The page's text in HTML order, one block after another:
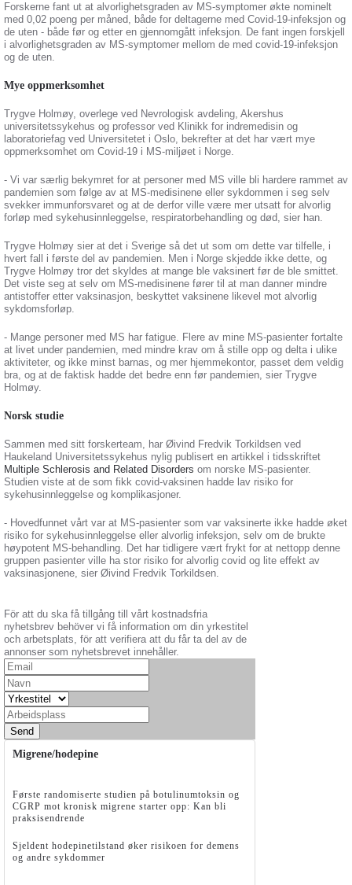
Forskerne fant ut at alvorlighetsgraden av MS-symptomer økte nominelt
med 0,02 poeng per måned, både for deltagerne med Covid-19-infeksjon og
de uten - både før og etter en gjennomgått infeksjon. De fant ingen forskjell
i alvorlighetsgraden av MS-symptomer mellom de med covid-19-infeksjon
og de uten.
Mye oppmerksomhet
Trygve Holmøy, overlege ved Nevrologisk avdeling, Akershus
universitetssykehus og professor ved Klinikk for indremedisin og
laboratoriefag ved Universitetet i Oslo, bekrefter at det har vært mye
oppmerksomhet om Covid-19 i MS-miljøet i Norge.
- Vi var særlig bekymret for at personer med MS ville bli hardere rammet av
pandemien som følge av at MS-medisinene eller sykdommen i seg selv
svekker immunforsvaret og at de derfor ville være mer utsatt for alvorlig
forløp med sykehusinnleggelse, respiratorbehandling og død, sier han.
Trygve Holmøy sier at det i Sverige så det ut som om dette var tilfelle, i
hvert fall i første del av pandemien. Men i Norge skjedde ikke dette, og
Trygve Holmøy tror det skyldes at mange ble vaksinert før de ble smittet.
Det viste seg at selv om MS-medisinene fører til at man danner mindre
antistoffer etter vaksinasjon, beskyttet vaksinene likevel mot alvorlig
sykdomsforløp.
- Mange personer med MS har fatigue. Flere av mine MS-pasienter fortalte
at livet under pandemien, med mindre krav om å stille opp og delta i ulike
aktiviteter, og ikke minst barnas, og mer hjemmekontor, passet dem veldig
bra, og at de faktisk hadde det bedre enn før pandemien, sier Trygve
Holmøy.
Norsk studie
Sammen med sitt forskerteam, har Øivind Fredvik Torkildsen ved
Haukeland Universitetssykehus nylig publisert en artikkel i tidsskriftet
Multiple Schlerosis and Related Disorders om norske MS-pasienter.
Studien viste at de som fikk covid-vaksinen hadde lav risiko for
sykehusinnleggelse og komplikasjoner.
- Hovedfunnet vårt var at MS-pasienter som var vaksinerte ikke hadde øket
risiko for sykehusinnleggelse eller alvorlig infeksjon, selv om de brukte
høypotent MS-behandling. Det har tidligere vært frykt for at nettopp denne
gruppen pasienter ville ha stor risiko for alvorlig covid og lite effekt av
vaksinasjonene, sier Øivind Fredvik Torkildsen.
För att du ska få tillgång till vårt kostnadsfria
nyhetsbrev behöver vi få information om din yrkestitel
och arbetsplats, för att verifiera att du får ta del av de
annonser som nyhetsbrevet innehåller.
Send
Migrene/hodepine
Første randomiserte studien på botulinumtoksin og
CGRP mot kronisk migrene starter opp: Kan bli
praksisendrende
Sjeldent hodepinetilstand øker risikoen for demens
og andre sykdommer